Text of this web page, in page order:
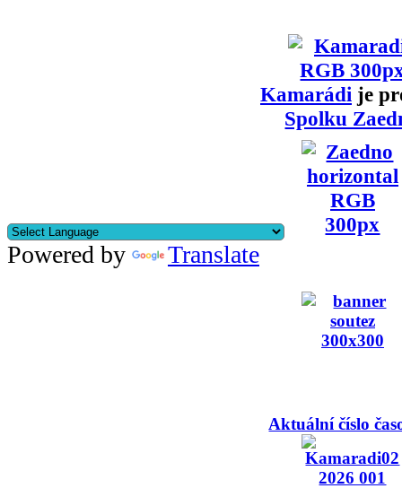
Kamarádi je
Spolku
Powered by Translate
Aktuální číslo